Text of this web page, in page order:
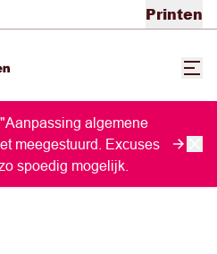
Printen
algemene
meegestuurd. Excuses
spoedig mogelijk.